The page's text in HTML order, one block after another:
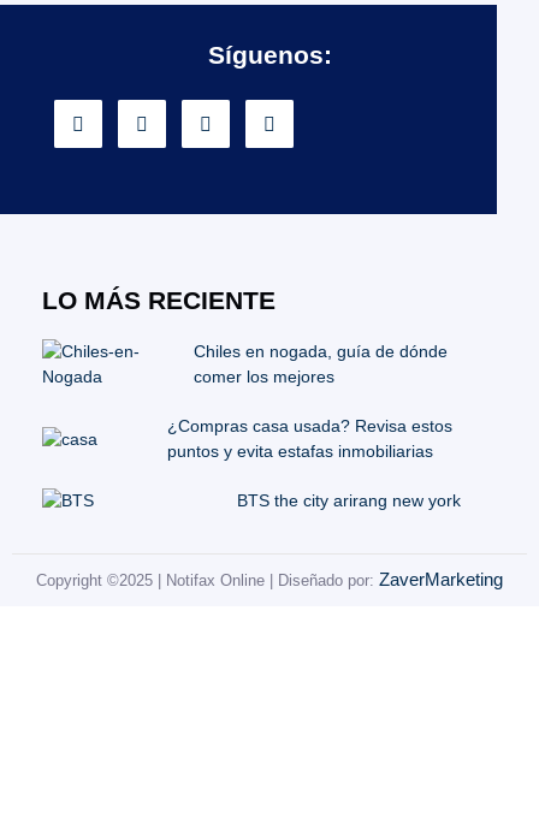
Síguenos:
LO MÁS RECIENTE
Chiles en nogada, guía de dónde
comer los mejores
¿Compras casa usada? Revisa estos
puntos y evita estafas inmobiliarias
BTS the city arirang new york
Copyright ©2025 | Notifax Online | Diseñado por: ZaverMarketing